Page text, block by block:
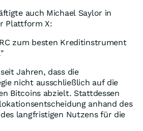
auch Michael Saylor in
Plattform X:
zum besten Kreditinstrument
Jahren, dass die
nicht ausschließlich auf die
Bitcoins abzielt. Stattdessen
anhand des
langfristigen Nutzens für die